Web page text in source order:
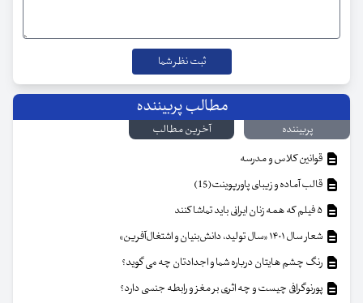
مطالب پربیننده
پربیننده
آخرین مطالب
قوانین کلاس و مدرسه
قالب آماده و زیبای پاورپوینت(15)
شعار سال ۱۴۰۱ «سال تولید، دانش‌بنیان و اشتغال‌آفرین»
رنگ چشم هایتان درباره شما و اجدادتان چه می گوید؟
پورنوگرافی چیست و چه اثری بر مغز و رابطه جنسی دارد؟